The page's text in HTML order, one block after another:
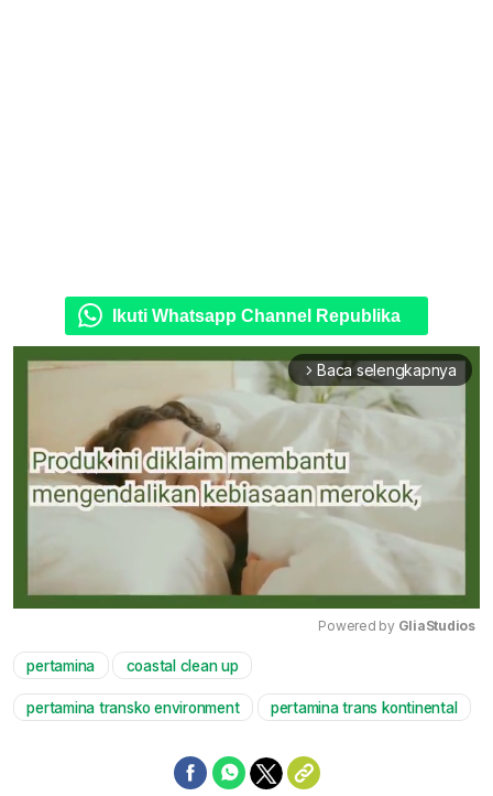
Ikuti Whatsapp Channel Republika
arrow_forward_ios Baca selengkapnya
Powered by GliaStudios
pertamina coastal clean up
pertamina transko environment pertamina trans kontinental